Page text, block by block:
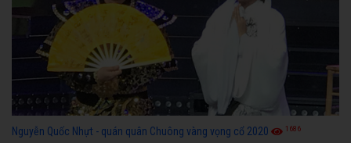
Nguyễn Quốc Nhựt - quán quân Chuông vàng vọng cổ 2020 1686